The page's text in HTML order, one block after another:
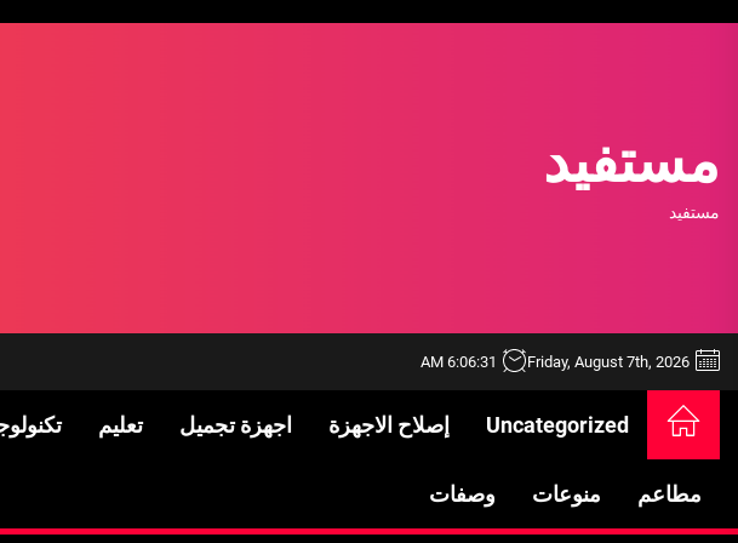
مستفيد
مستفيد
Friday, August 7th, 2026
6:06:31 AM
Uncategorized إصلاح الاجهزة اجهزة تجميل تعليم
مطاعم منوعات وصفات
خدمات شركة الجوهرة كلين المتميزة